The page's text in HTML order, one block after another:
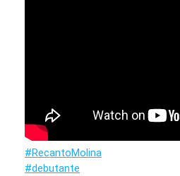
#RecantoMolina
#debutante